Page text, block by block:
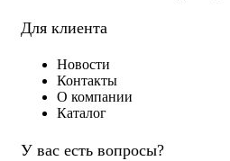
Для клиента
Новости
Контакты
О компании
Каталог
У вас есть вопросы?